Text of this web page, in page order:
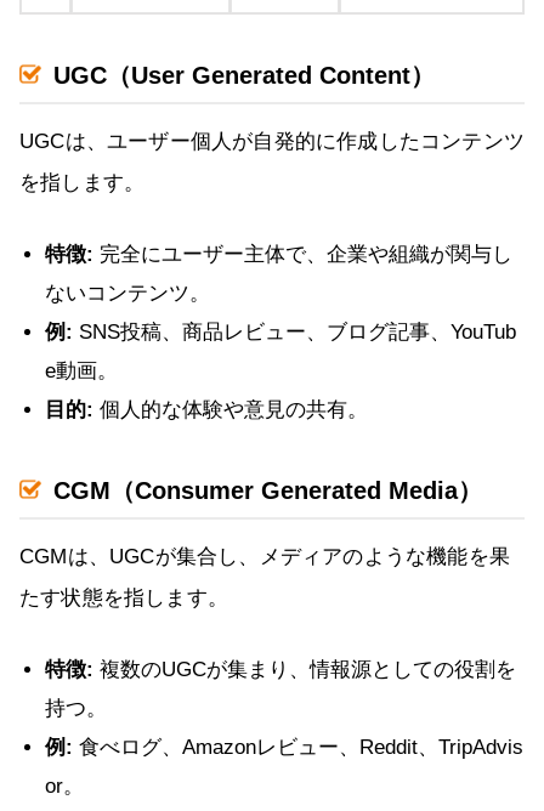
UGC（User Generated Content）
UGCは、ユーザー個人が自発的に作成したコンテンツ
を指します。
特徴: 完全にユーザー主体で、企業や組織が関与し
ないコンテンツ。
例: SNS投稿、商品レビュー、ブログ記事、YouTub
e動画。
目的: 個人的な体験や意見の共有。
CGM（Consumer Generated Media）
CGMは、UGCが集合し、メディアのような機能を果
たす状態を指します。
特徴: 複数のUGCが集まり、情報源としての役割を
持つ。
例: 食べログ、Amazonレビュー、Reddit、TripAdvis
or。